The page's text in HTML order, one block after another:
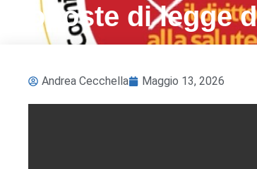
proposte di legge
Andrea Cecchella Maggio 13, 2026